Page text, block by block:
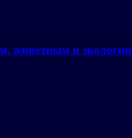
животным и экологии